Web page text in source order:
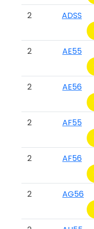
2
ADSS
2
AE55
2
AE56
2
AF55
2
AF56
2
AG56